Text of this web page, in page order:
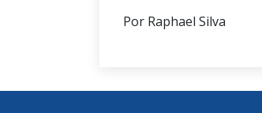
Por Raphael Silva